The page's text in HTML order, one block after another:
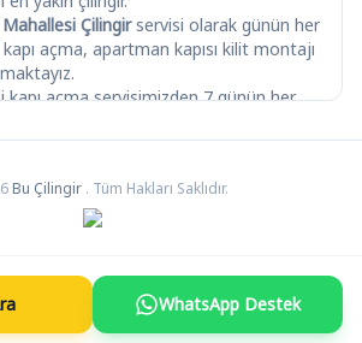
Çilingirservisi olarak günün her
açma, apartman kapısı kilit montajı
kapı açma servisimizden 7 günün her
Kilit Özel Servisi, multilock kilit
için uygun fiyatlı montaj ve değişim
Bu Çilingir . Tüm Hakları Saklıdır.
WhatsApp Destek